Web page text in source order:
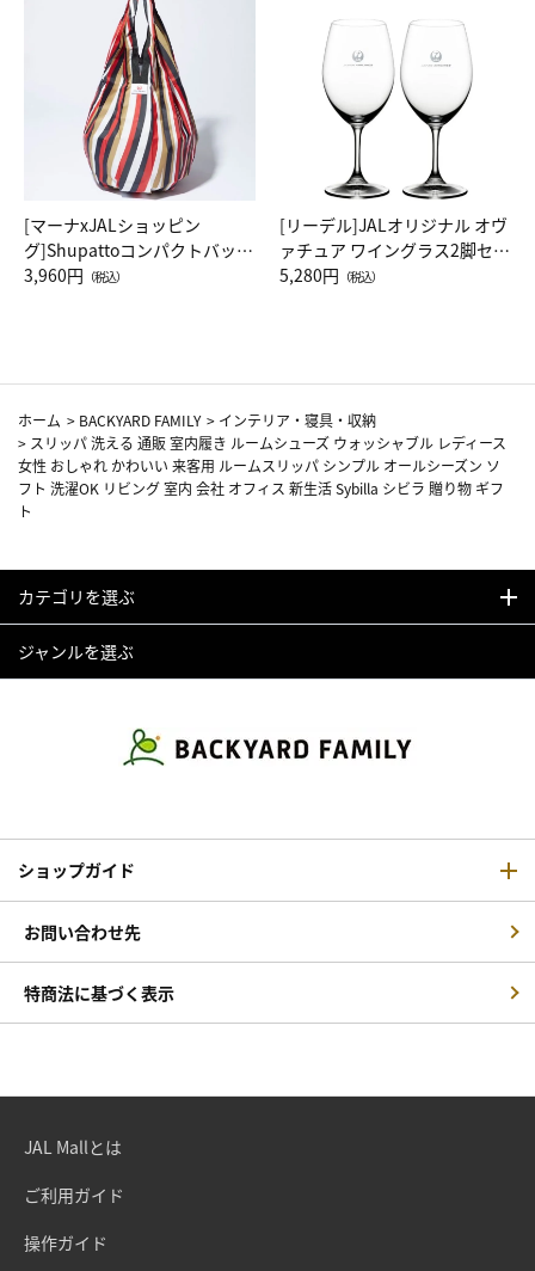
[マーナxJALショッピン
グ]Shupattoコンパクトバッグ
Drop JAL客室乗務員（LC）ス
3,960円 （税込）
[リーデル]JALオリジナル オヴ
ァチュア ワイングラス2脚セッ
ト（レッドワイン）
5,280円 （税込）
ホーム > BACKYARD FAMILY > インテリア・寝具・収納
> スリッパ 洗える 通販 室内履き ルームシューズ ウォッシャブル レディース
女性 おしゃれ かわいい 来客用 ルームスリッパ シンプル オールシーズン ソ
フト 洗濯OK リビング 室内 会社 オフィス 新生活 Sybilla シビラ 贈り物 ギフ
ト
カテゴリを選ぶ
ジャンルを選ぶ
ショップガイド
お問い合わせ先
特商法に基づく表示
JAL Mallとは
ご利用ガイド
操作ガイド